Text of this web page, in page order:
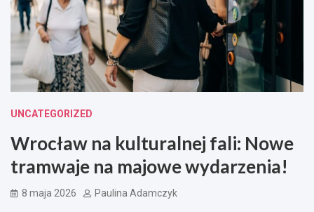
UNCATEGORIZED
Wrocław na kulturalnej fali: Nowe
tramwaje na majowe wydarzenia!
8 maja 2026 Paulina Adamczyk